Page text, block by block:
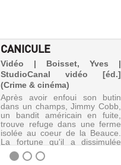
CANICULE
Vidéo | Boisset, Yves |
StudioCanal vidéo [éd.]
(Crime & cinéma)
Après avoir enfoui son butin
dans un champs, Jimmy Cobb,
un bandit américain en fuite,
trouve refuge dans une ferme
isolée au coeur de la Beauce.
La fortune qu'il a dissimulée
réveille bientôt les désirs et les
frustrations des ha...